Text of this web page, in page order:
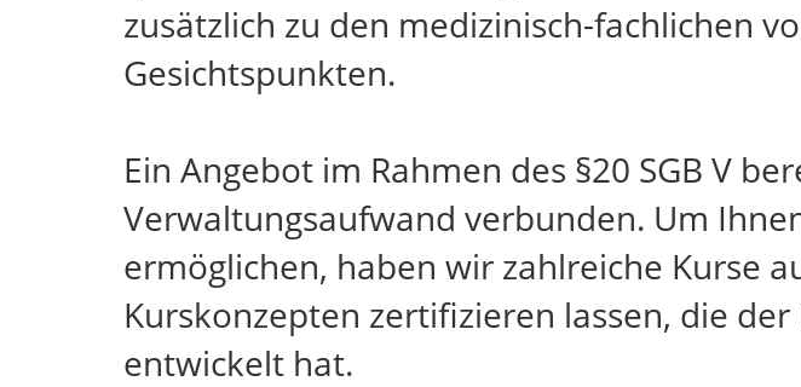
zusätzlich zu den medizinisch-fachlichen
Gesichtspunkten.
Ein Angebot im Rahmen des §20 SGB V
Verwaltungsaufwand verbunden. Um
ermöglichen, haben wir zahlreiche Kurse
Kurskonzepten zertifizieren lassen, die
entwickelt hat.